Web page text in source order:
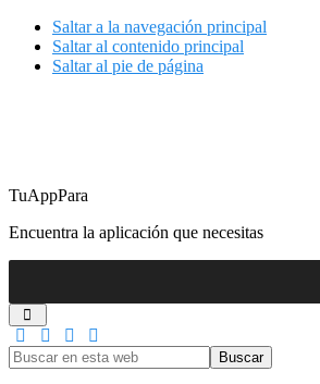
Saltar a la navegación principal
Saltar al contenido principal
Saltar al pie de página
TuAppPara
Encuentra la aplicación que necesitas
Buscar
en